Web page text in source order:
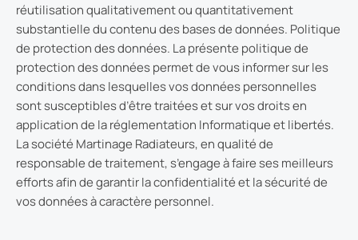
réutilisation qualitativement ou quantitativement
substantielle du contenu des bases de données. Politique
de protection des données. La présente politique de
protection des données permet de vous informer sur les
conditions dans lesquelles vos données personnelles
sont susceptibles d’être traitées et sur vos droits en
application de la réglementation Informatique et libertés.
La société Martinage Radiateurs, en qualité de
responsable de traitement, s’engage à faire ses meilleurs
efforts afin de garantir la confidentialité et la sécurité de
vos données à caractère personnel.